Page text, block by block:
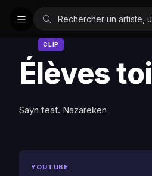
CLIP
Élèves toi
Sayn feat. Nazareken
YOUTUBE